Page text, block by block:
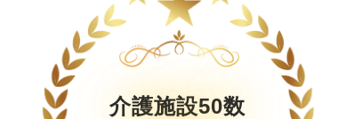
介護施設50数